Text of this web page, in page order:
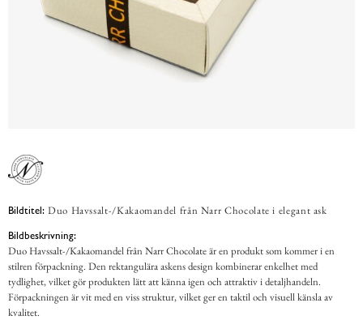
Bildtitel: Duo Havssalt-/Kakaomandel från Narr Chocolate i elegant ask
Bildbeskrivning:
Duo Havssalt-/Kakaomandel från Narr Chocolate är en produkt som kommer i en
stilren förpackning. Den rektangulära askens design kombinerar enkelhet med
tydlighet, vilket gör produkten lätt att känna igen och attraktiv i detaljhandeln.
Förpackningen är vit med en viss struktur, vilket ger en taktil och visuell känsla av
kvalitet.